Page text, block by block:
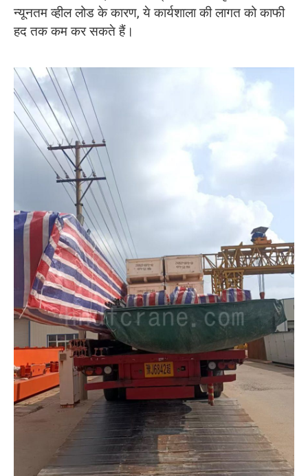
न्यूनतम व्हील लोड के कारण, ये कार्यशाला की लागत को काफी
हद तक कम कर सकते हैं।